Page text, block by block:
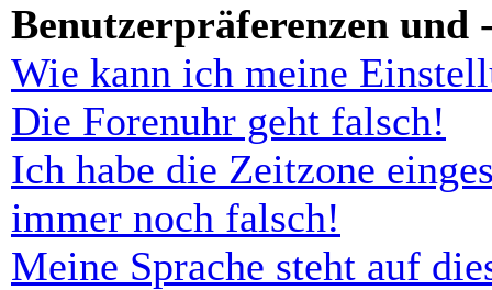
Benutzerpräferenzen und
Wie kann ich meine
Die Forenuhr geht falsch!
Ich habe die Zeitzone
immer noch falsch!
Meine Sprache steht auf